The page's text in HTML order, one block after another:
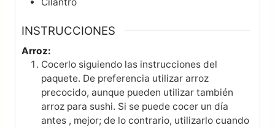
Cilantro
INSTRUCCIONES
Arroz:
Cocerlo siguiendo las instrucciones del
paquete. De preferencia utilizar arroz
precocido, aunque pueden utilizar también
arroz para sushi. Si se puede cocer un día
antes , mejor; de lo contrario, utilizarlo cuando